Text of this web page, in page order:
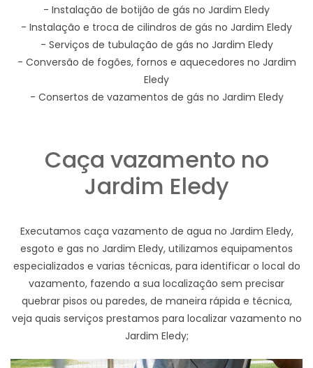
- Instalação de botijão de gás no Jardim Eledy
- Instalação e troca de cilindros de gás no Jardim Eledy
- Serviços de tubulação de gás no Jardim Eledy
- Conversão de fogões, fornos e aquecedores no Jardim
Eledy
- Consertos de vazamentos de gás no Jardim Eledy
Caça vazamento no
Jardim Eledy
Executamos caça vazamento de agua no Jardim Eledy,
esgoto e gas no Jardim Eledy, utilizamos equipamentos
especializados e varias técnicas, para identificar o local do
vazamento, fazendo a sua localização sem precisar
quebrar pisos ou paredes, de maneira rápida e técnica,
veja quais serviços prestamos para localizar vazamento no
Jardim Eledy;